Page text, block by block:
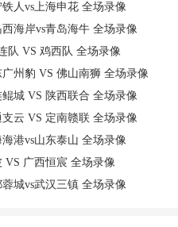
人vs上海申花 全场录像
海岸vs青岛海牛 全场录像
队 VS 鸡西队 全场录像
州豹 VS 佛山南狮 全场录像
鲲城 VS 陕西联合 全场录像
支云 VS 定南赣联 全场录像
港vs山东泰山 全场录像
VS 广西恒宸 全场录像
城vs武汉三镇 全场录像